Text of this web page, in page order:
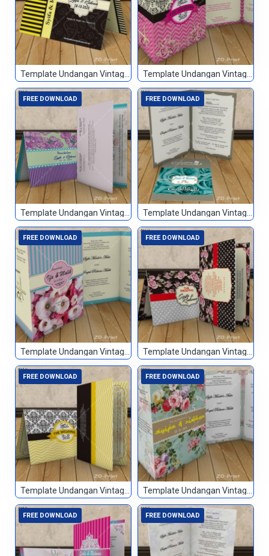
FREE DOWNLOAD FREE DOWNLOAD
FREE DOWNLOAD FREE DOWNLOAD
FREE DOWNLOAD FREE DOWNLOAD
FREE DOWNLOAD FREE DOWNLOAD